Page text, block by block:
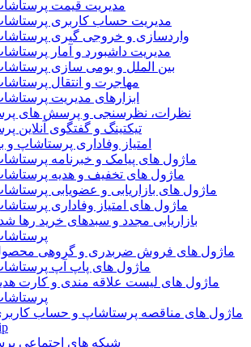
مدیریت قیمت
مدیریت حساب کاربری
واردسازی و خروجی گیری
مدیریت داشبورد و آمار
بین الملل و بومی سازی
مهاجرت و انتقال
ابزارهای مدیریت
نظرات، نظرسنجی و پرسش های
تیکتینگ و گفتگوی آنلاین
امتیاز وفاداری پرستاشاپ و
ماژول های پیامک و خبرنامه
ماژول های تخفیف و هدیه
ماژول های بازاریابی و عضویابی
ماژول های امتیاز وفاداری
بازاریابی مجدد و سبدهای خرید رها
ماژول های فروش ضربدری و گروهی
ماژول های پاپ آپ
ماژول های لیست علاقه مندی و کارت
ماژول های مناقصه پرستاشاپ و حساب
شبکه های اجتماعی